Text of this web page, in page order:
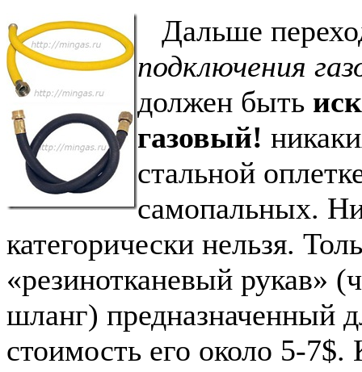
Дальше
подключения
должен быть
газовый!
стальной
самопальных.
категорически нельзя.
«резинотканевый рукав»
шланг) предназначенный
стоимость его около 5-